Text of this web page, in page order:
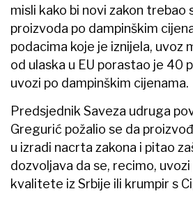
misli kako bi novi zakon trebao
proizvoda po dampinškim
podacima koje je iznijela, uvoz
od ulaska u EU porastao je 40
uvozi po dampinškim cijenama.
Predsjednik Saveza udruga
Gregurić požalio se da
u izradi nacrta zakona i pitao
dozvoljava da se, recimo,
kvalitete iz Srbije ili krumpir s